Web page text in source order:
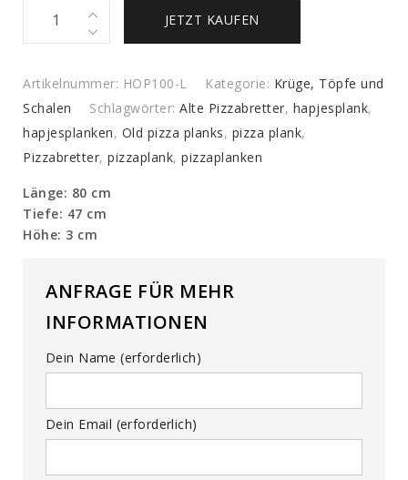
schweres
quantity
JETZT KAUFEN
Artikelnummer: HOP100-L Kategorie: Krüge, Töpfe und
Schalen
Schlagwörter: Alte Pizzabretter, hapjesplank,
hapjesplanken, Old pizza planks, pizza plank,
Pizzabretter, pizzaplank, pizzaplanken
Länge: 80 cm
Tiefe: 47 cm
Höhe: 3 cm
ANFRAGE FÜR MEHR
INFORMATIONEN
Dein Name (erforderlich)
Dein Email (erforderlich)